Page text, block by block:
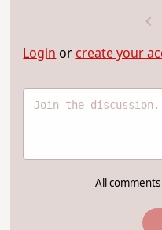
Login or create your
All